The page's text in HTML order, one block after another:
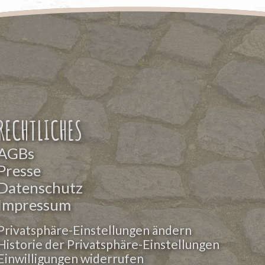
Einstellungen ändern
der Privatsphäre-Einstellungen
widerrufen